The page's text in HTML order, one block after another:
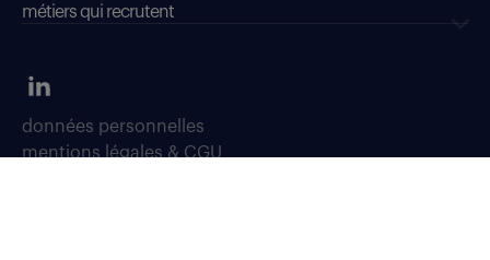
métiers qui recrutent
données personnelles
mentions légales & CGU